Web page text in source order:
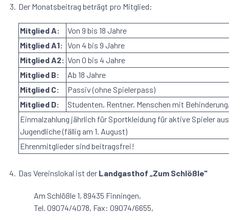
3. Der Monatsbeitrag beträgt pro Mitglied:
Mitglied A:
Von 9 bis 18 Jahre
Mitglied A1: Von 4 bis 9 Jahre
Mitglied A2: Von 0 bis 4 Jahre
Mitglied B:
Ab 18 Jahre
Mitglied C:
Passiv (ohne Spielerpass)
Mitglied D:
Studenten, Rentner, Menschen mit
Einmalzahlung jährlich für Sportkleidung für aktive Spieler
Jugendliche (fällig am 1. August)
Ehrenmitglieder sind beitragsfrei!
4. Das Vereinslokal ist der Landgasthof „Zum Schlößle"
Am Schlößle 1, 89435 Finningen,
Tel. 09074/4078, Fax: 09074/6655,